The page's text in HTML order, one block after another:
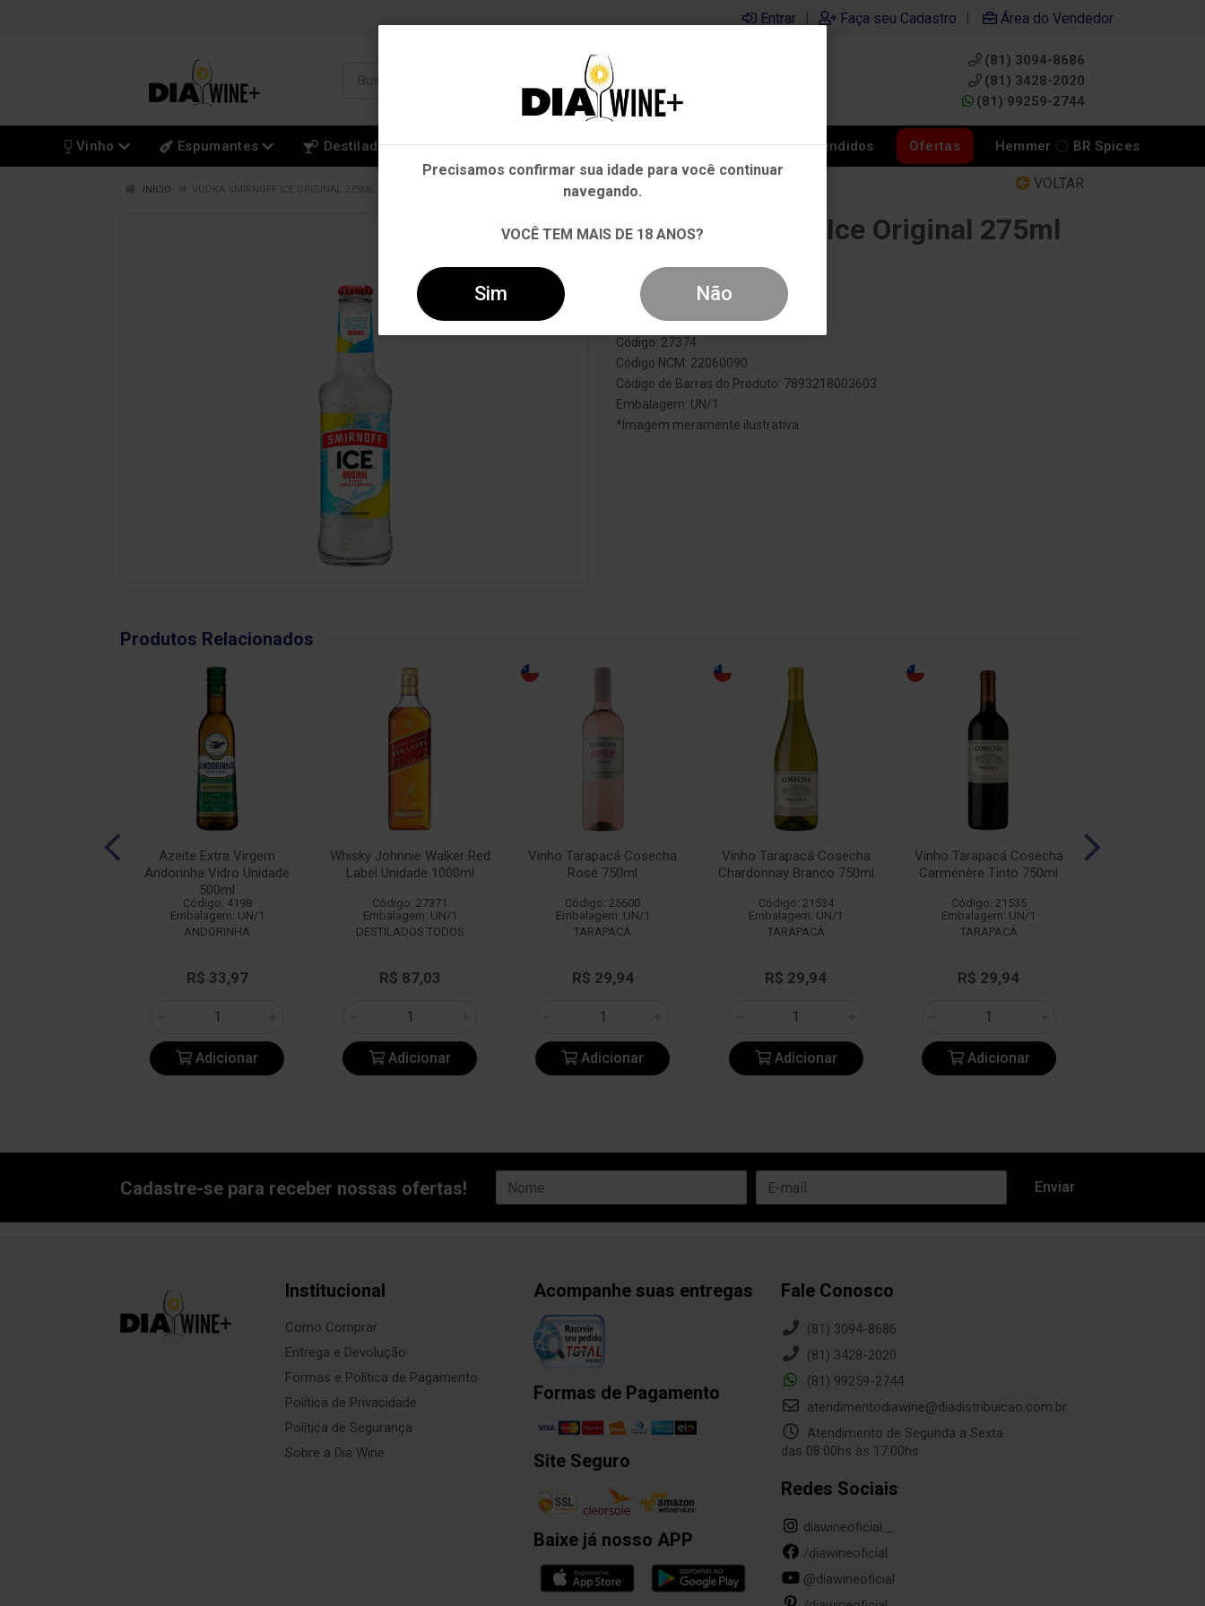
Entrar | Faça seu Cadastro | Área do Vendedor
(81) 3094-8686
(81) 3428-2020
(81) 99259-2744
Vinho Espumantes Destilados Cervejas Kits Departamentos Mais Vendidos Ofertas Hemmer 〇 BR Spices
VOLTAR
INÍCIO VODKA SMIRNOFF ICE ORIGINAL 275ML
Vodka Smirnoff Ice Original 275ml
Produto Esgotado
Código: 27374
Código NCM: 22060090
Código de Barras do Produto: 7893218003603
Embalagem: UN/1
*Imagem meramente ilustrativa
Produtos Relacionados
Azeite Extra Virgem
Andorinha Vidro Unidade
500ml
Código: 4198
Embalagem: UN/1
ANDORINHA
R$ 33,97
Adicionar
Whisky Johnnie Walker Red
Label Unidade 1000ml
Código: 27371
Embalagem: UN/1
DESTILADOS TODOS
R$ 87,03
Adicionar
Vinho Tarapacá Cosecha
Rosé 750ml
Código: 25600
Embalagem: UN/1
TARAPACÁ
R$ 29,94
Adicionar
Vinho Tarapacá Cosecha
Chardonnay Branco 750ml
Código: 21534
Embalagem: UN/1
TARAPACÁ
R$ 29,94
Adicionar
Vinho Tarapacá Cosecha
Carménère Tinto 750ml
Código: 21535
Embalagem: UN/1
TARAPACÁ
R$ 29,94
Adicionar
Cadastre-se para receber nossas ofertas!
Institucional
Como Comprar
Entrega e Devolução
Formas e Política de Pagamento
Política de Privacidade
Política de Segurança
Sobre a Dia Wine
Acompanhe suas entregas
Formas de Pagamento
Site Seguro
Baixe já nosso APP
Fale Conosco
(81) 3094-8686
(81) 3428-2020
(81) 99259-2744
atendimentodiawine@diadistribuicao.com.br
Atendimento de Segunda a Sexta
das 08:00hs às 17:00hs
Redes Sociais
diawineoficial._
/diawineoficial
@diawineoficial
Em que Estado você está?
Pernambuco
Outros Estados
Precisamos confirmar sua idade para você continuar
navegando.
VOCÊ TEM MAIS DE 18 ANOS?
Sim Não